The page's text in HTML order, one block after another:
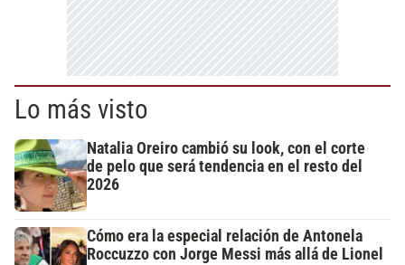
Lo más visto
Natalia Oreiro cambió su look, con el corte
de pelo que será tendencia en el resto del
2026
Cómo era la especial relación de Antonela
Roccuzzo con Jorge Messi más allá de Lionel